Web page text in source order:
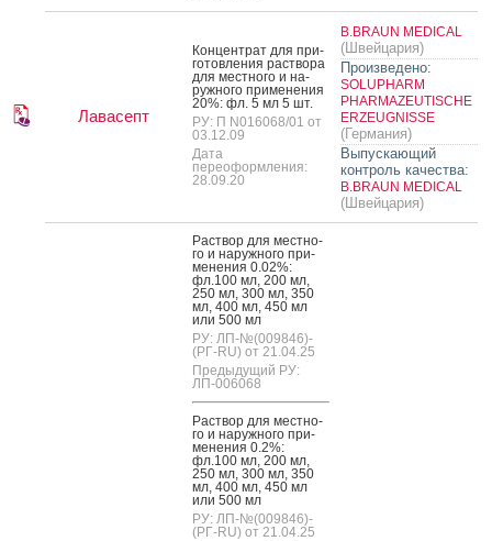
Лавасепт
Кон­цен­трат для при­
готов­ле­ния рас­тво­ра
для мес­тно­го и на­
руж­но­го при­мене­ния
20%: фл. 5 мл 5 шт.
РУ: П N016068/01 от
03.12.09
Дата
переоформления:
28.09.20
B.BRAUN MEDICAL
(Швейцария)
Произведено:
SOLUPHARM
PHARMAZEUTISCHE
ERZEUGNISSE
(Германия)
Выпускающий
контроль качества:
B.BRAUN MEDICAL
(Швейцария)
Рас­твор для мес­тно­
го и на­руж­но­го при­
мене­ния 0.02%:
фл.100 мл, 200 мл,
250 мл, 300 мл, 350
мл, 400 мл, 450 мл
или 500 мл
РУ: ЛП-№(009846)-
(РГ-RU) от 21.04.25
Предыдущий РУ:
ЛП-006068
Рас­твор для мес­тно­
го и на­руж­но­го при­
мене­ния 0.2%:
фл.100 мл, 200 мл,
250 мл, 300 мл, 350
мл, 400 мл, 450 мл
или 500 мл
РУ: ЛП-№(009846)-
(РГ-RU) от 21.04.25